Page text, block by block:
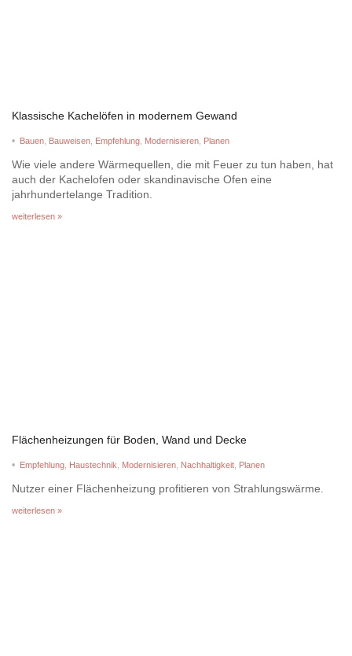
Klassische Kachelöfen in modernem Gewand
• Bauen Bauweisen Empfehlung Modernisieren Planen
Wie viele andere Wärmequellen, die mit Feuer zu tun haben, hat
auch der Kachelofen oder skandinavische Ofen eine
jahrhundertelange Tradition.
weiterlesen »
Flächenheizungen für Boden, Wand und Decke
• Empfehlung Haustechnik Modernisieren Nachhaltigkeit Planen
Nutzer einer Flächenheizung profitieren von Strahlungswärme.
weiterlesen »